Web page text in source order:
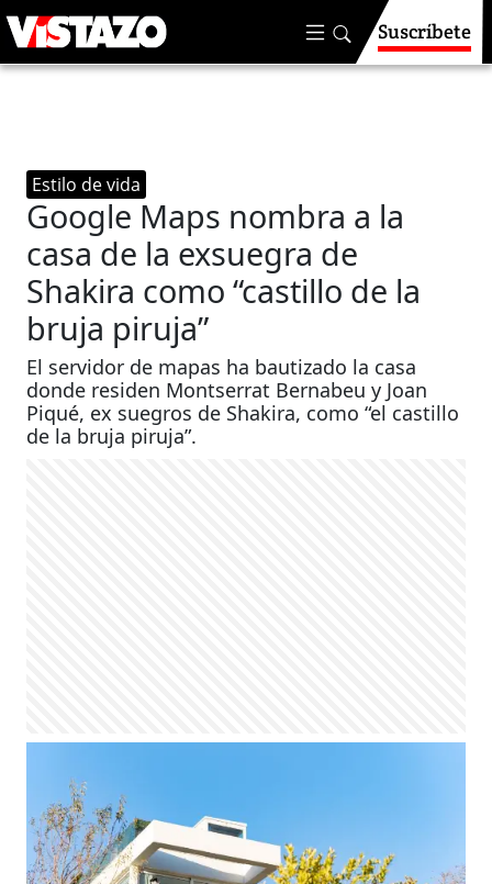
Suscríbete
Estilo de vida
Google Maps nombra a la
casa de la exsuegra de
Shakira como “castillo de la
bruja piruja”
El servidor de mapas ha bautizado la casa
donde residen Montserrat Bernabeu y Joan
Piqué, ex suegros de Shakira, como “el castillo
de la bruja piruja”.